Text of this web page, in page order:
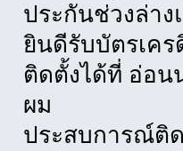
ประกันช่วงล่า
ยินดีรับบัตรเค
ติดตั้งได้ที่ อ่อน
ผม
ประสบการณ์ติ